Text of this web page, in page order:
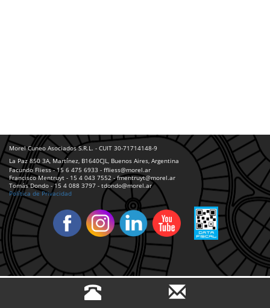
Morel Cuneo Asociados S.R.L. - CUIT 30-71714148-9
La Paz 850 3A, Martínez, B1640CJL, Buenos Aires, Argentina
Facundo Fliess - 15 6 475 6933 - ffliess@morel.ar
Francisco Mentruyt - 15 4 043 7552 - fmentruyt@morel.ar
Tomás Dondo - 15 4 088 3797 - tdondo@morel.ar
Política de Privacidad